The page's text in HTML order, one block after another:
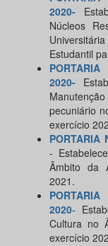
2020-
Núcleos
Estudantil
2020-
pecuniário
exercício
PORTARIA
-
Âmbito da
2021.
2020-
Cultura no
exercício